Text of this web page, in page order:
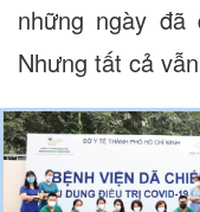
những ngày đã
Nhưng tất cả